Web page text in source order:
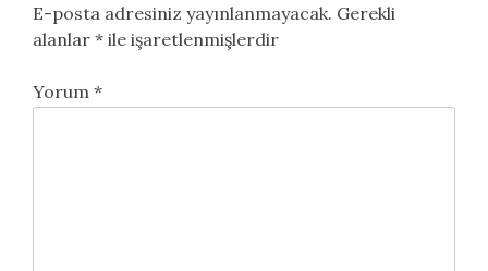
E-posta adresiniz yayınlanmayacak. Gerekli
alanlar * ile işaretlenmişlerdir
Yorum *